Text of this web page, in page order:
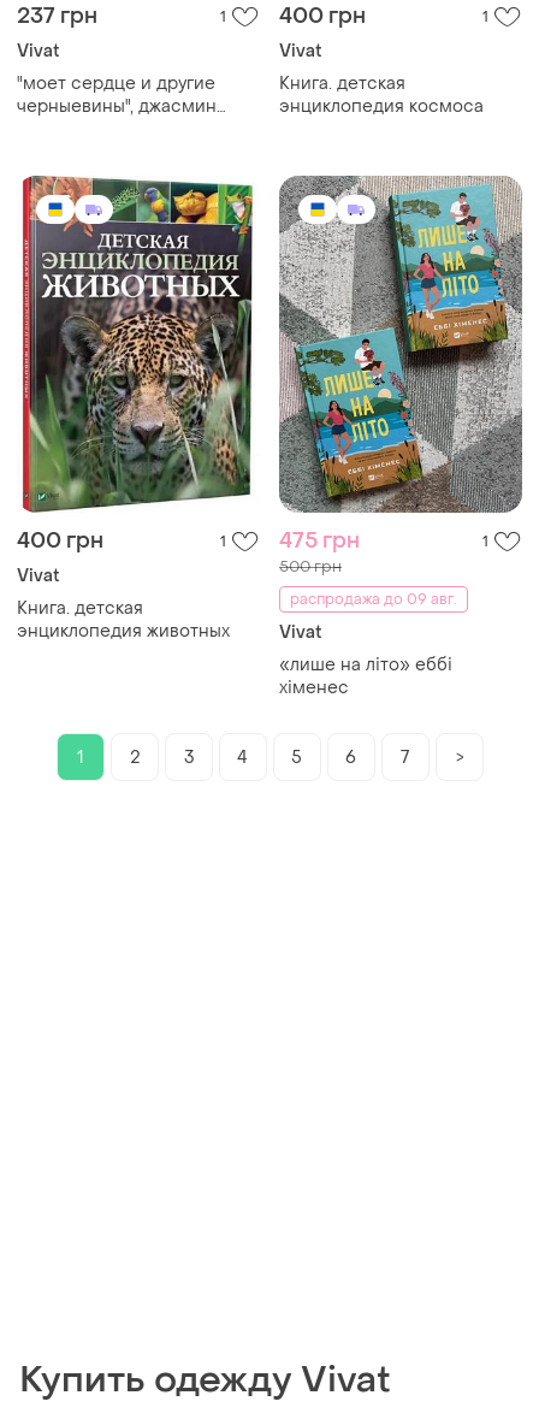
237 грн 1
Vivat
"моет сердце и другие
черныевины", джасмин
400 грн 1
Vivat
Книга. детская
энциклопедия космоса
400 грн 1
Vivat
Книга. детская
энциклопедия животных
475 грн 1
500 грн
распродажа до 09 авг.
Vivat
«лише на літо» еббі
хіменес
1 2 3 4 5 6 7 >
Купить одежду Vivat